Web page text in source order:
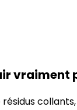
vraiment